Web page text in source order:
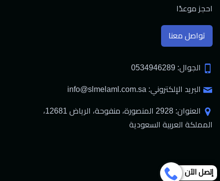
احجز موعدًا
تواصل معنا
الجوال: 0534946289
البريد الإلكتروني: info@slmelaml.com.sa
العنوان: 2928 المنصورة، منفوحة، الرياض 12681،
المملكة العربية السعودية
إتصل الآن